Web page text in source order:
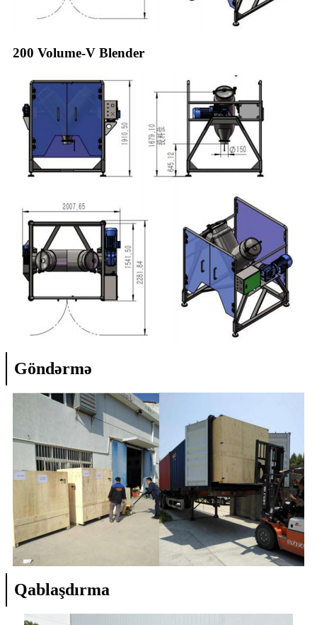
200 Volume-V Blender
Göndərmə
Qablaşdırma